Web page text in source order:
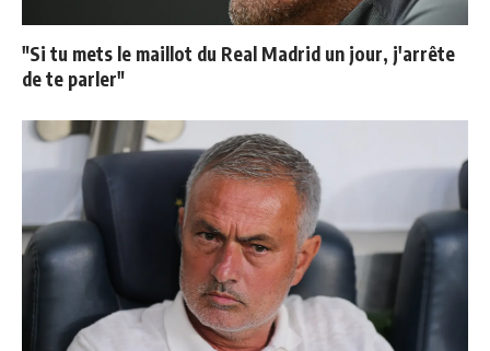
"Si tu mets le maillot du Real Madrid un jour, j'arrête
de te parler"